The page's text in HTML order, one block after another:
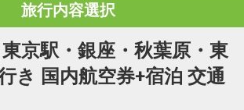
旅行内容選択
京駅・銀座・秋葉原・東
き 国内航空券+宿泊 交通